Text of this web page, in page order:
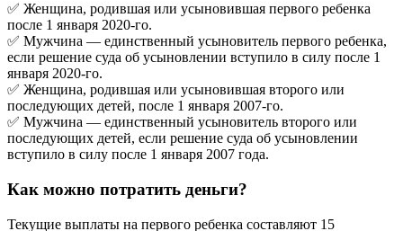
✅ Женщина, родившая или усыновившая первого ребенка
после 1 января 2020-го.
✅ Мужчина — единственный усыновитель первого ребенка,
если решение суда об усыновлении вступило в силу после 1
января 2020-го.
✅ Женщина, родившая или усыновившая второго или
последующих детей, после 1 января 2007-го.
✅ Мужчина — единственный усыновитель второго или
последующих детей, если решение суда об усыновлении
вступило в силу после 1 января 2007 года.
Как можно потратить деньги?
Текущие выплаты на первого ребенка составляют 15